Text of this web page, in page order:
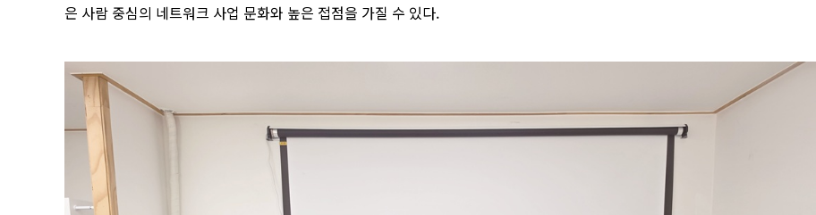
은 사람 중심의 네트워크 사업 문화와 높은 접점을 가질 수 있다.